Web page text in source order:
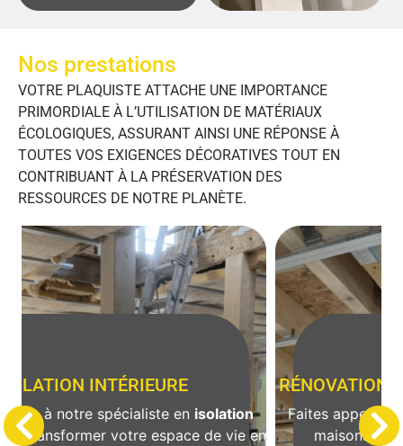
Nos prestations
VOTRE PLAQUISTE ATTACHE UNE IMPORTANCE
PRIMORDIALE À L’UTILISATION DE MATÉRIAUX
ÉCOLOGIQUES, ASSURANT AINSI UNE RÉPONSE À
TOUTES VOS EXIGENCES DÉCORATIVES TOUT EN
CONTRIBUANT À LA PRÉSERVATION DES
RESSOURCES DE NOTRE PLANÈTE.
RÉNOVATION - AMÉNAGEMENT COMBLES
Faites appel à nos prestations de rénovation de
maisons et d'aménagement de combles,